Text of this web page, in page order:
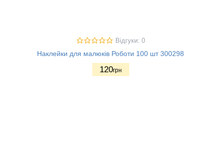
Відгуки: 0
Наклейки для малюків Роботи 100 шт 300298
120грн